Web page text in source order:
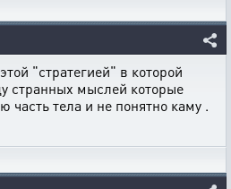
"стратегией" в которой
странных мыслей которые
часть тела и не понятно каму .